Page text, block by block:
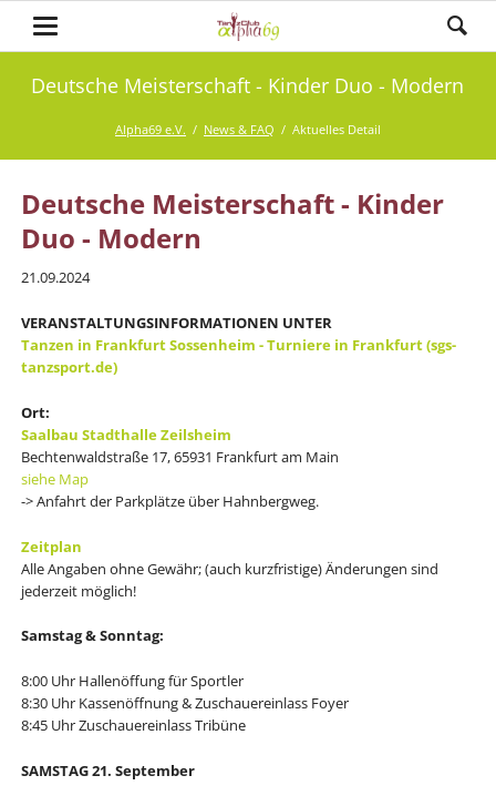
Deutsche Meisterschaft - Kinder Duo - Modern
Alpha69 e.V. News & FAQ Aktuelles Detail
Deutsche Meisterschaft - Kinder
Duo - Modern
21.09.2024
VERANSTALTUNGSINFORMATIONEN UNTER
Tanzen in Frankfurt Sossenheim - Turniere in Frankfurt (sgs-
tanzsport.de)
Ort:
Saalbau Stadthalle Zeilsheim
Bechtenwaldstraße 17, 65931 Frankfurt am Main
siehe Map
-> Anfahrt der Parkplätze über Hahnbergweg.
Zeitplan
Alle Angaben ohne Gewähr; (auch kurzfristige) Änderungen sind
jederzeit möglich!
​Samstag & Sonntag:
8:00 Uhr Hallenöffung für Sportler
8:30 Uhr Kassenöffnung & Zuschauereinlass Foyer
8:45 Uhr Zuschauereinlass Tribüne
SAMSTAG 21. September